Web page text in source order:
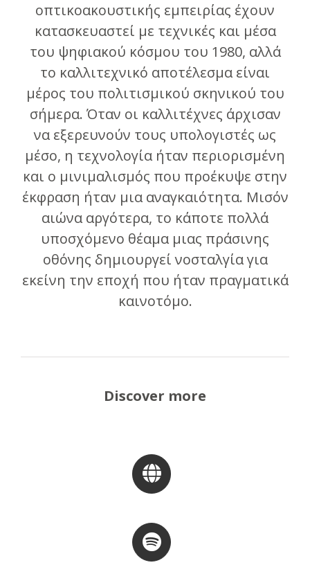
οπτικοακουστικής εμπειρίας έχουν
κατασκευαστεί με τεχνικές και μέσα
του ψηφιακού κόσμου του 1980, αλλά
το καλλιτεχνικό αποτέλεσμα είναι
μέρος του πολιτισμικού σκηνικού του
σήμερα. Όταν οι καλλιτέχνες άρχισαν
να εξερευνούν τους υπολογιστές ως
μέσο, η τεχνολογία ήταν περιορισμένη
και ο μινιμαλισμός που προέκυψε στην
έκφραση ήταν μια αναγκαιότητα. Μισόν
αιώνα αργότερα, το κάποτε πολλά
υποσχόμενο θέαμα μιας πράσινης
οθόνης δημιουργεί νοσταλγία για
εκείνη την εποχή που ήταν πραγματικά
καινοτόμο.
Discover more